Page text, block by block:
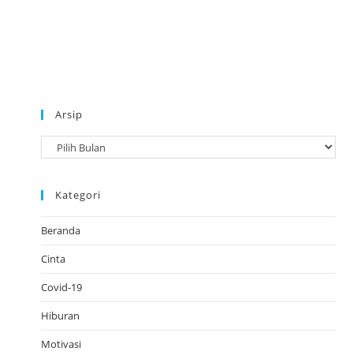
Arsip
r
i
Kategori
Beranda
Cinta
Covid-19
Hiburan
Motivasi